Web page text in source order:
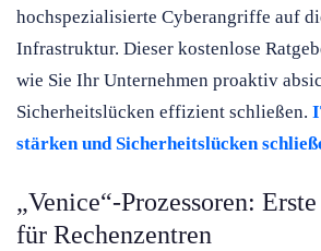
hochspezialisierte Cyberangriffe auf
Infrastruktur. Dieser kostenlose
wie Sie Ihr Unternehmen proaktiv
Sicherheitslücken effizient schließen.
stärken und Sicherheitslücken
„Venice“-Prozessoren:
für Rechenzentren